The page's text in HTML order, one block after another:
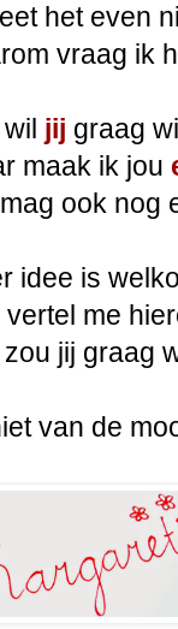
het even
vraag ik
jij graag
maak ik jou
ook nog
idee is
vertel me
jij graag
van de